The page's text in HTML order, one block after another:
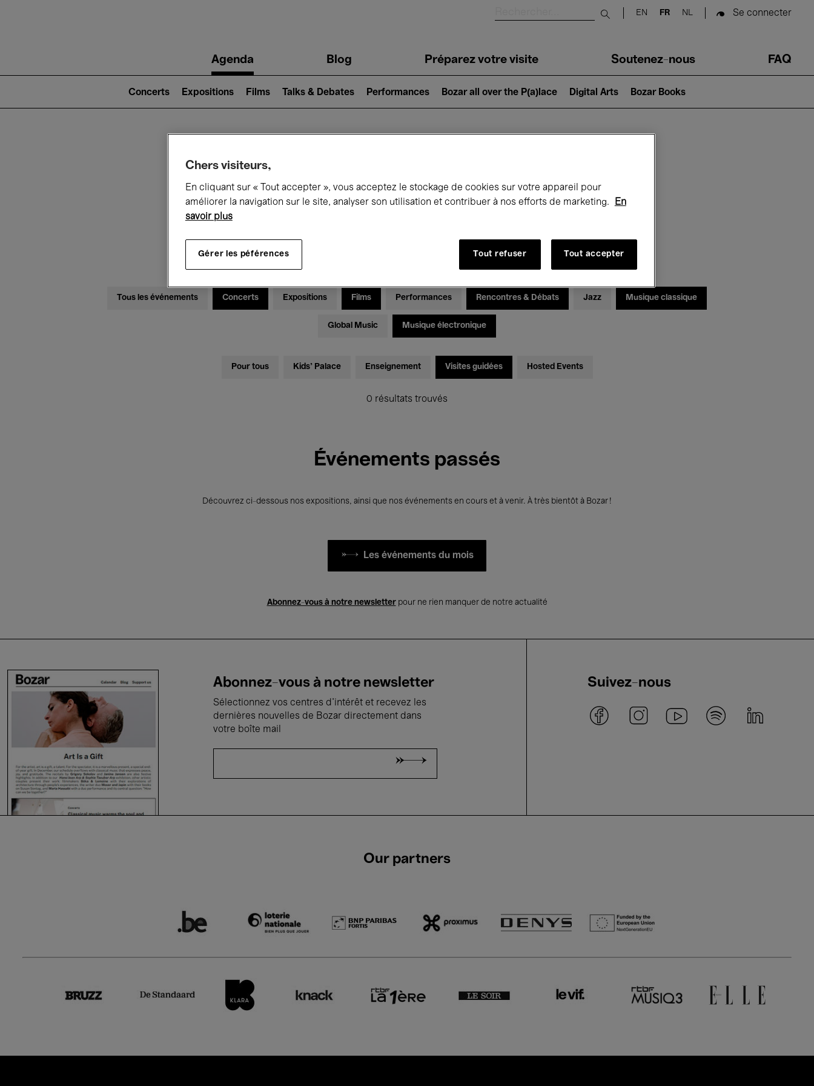
Submit search
EN FR NL Se connecter
navigationAgenda Blog Préparez votre visite Soutenez-nous FAQ
2)
Concerts Expositions Films Talks & Debates Performances Bozar all over the P(a)lace Digital Arts Bozar Books
Ce qui se passe à Bozar
Tous les événements Concerts Expositions Films Performances Rencontres & Débats Jazz Musique classique
Global Music Musique électronique
Pour tous Kids’ Palace Enseignement Visites guidées Hosted Events
0 résultats trouvés
Événements passés
Découvrez ci-dessous nos expositions, ainsi que nos événements en cours et à venir. À très bientôt à Bozar !
Les événements du mois
Abonnez-vous à notre newsletterpour ne rien manquer de notre actualité
Abonnez-vous à notre newsletter
Sélectionnez vos centres d'intérêt et recevez les
dernières nouvelles de Bozar directement dans
votre boîte mail
Suivez-nous
Our partners
Chers visiteurs,
En cliquant sur « Tout accepter », vous acceptez le stockage de cookies sur votre appareil pour
améliorer la navigation sur le site, analyser son utilisation et contribuer à nos efforts de marketing.
En
savoir plus
Gérer les péférences Tout refuser Tout accepter